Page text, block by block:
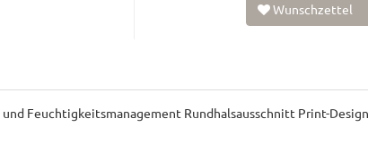
Wunschzettel
Feuchtigkeitsmanagement Rundhalsausschnitt Print-